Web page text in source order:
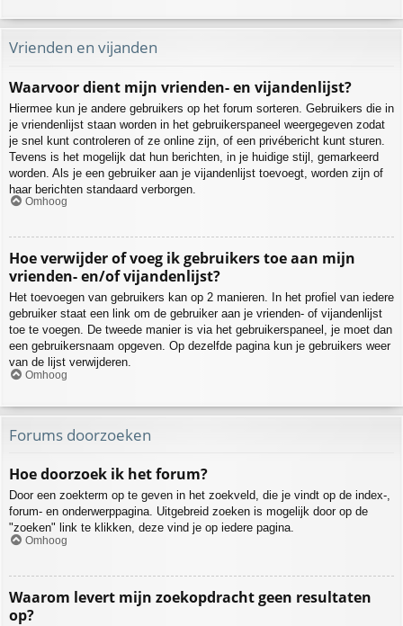
Vrienden en vijanden
Waarvoor dient mijn vrienden- en vijandenlijst?
Hiermee kun je andere gebruikers op het forum sorteren. Gebruikers die in
je vriendenlijst staan worden in het gebruikerspaneel weergegeven zodat
je snel kunt controleren of ze online zijn, of een privébericht kunt sturen.
Tevens is het mogelijk dat hun berichten, in je huidige stijl, gemarkeerd
worden. Als je een gebruiker aan je vijandenlijst toevoegt, worden zijn of
haar berichten standaard verborgen.
Omhoog
Hoe verwijder of voeg ik gebruikers toe aan mijn
vrienden- en/of vijandenlijst?
Het toevoegen van gebruikers kan op 2 manieren. In het profiel van iedere
gebruiker staat een link om de gebruiker aan je vrienden- of vijandenlijst
toe te voegen. De tweede manier is via het gebruikerspaneel, je moet dan
een gebruikersnaam opgeven. Op dezelfde pagina kun je gebruikers weer
van de lijst verwijderen.
Omhoog
Forums doorzoeken
Hoe doorzoek ik het forum?
Door een zoekterm op te geven in het zoekveld, die je vindt op de index-,
forum- en onderwerppagina. Uitgebreid zoeken is mogelijk door op de
"zoeken" link te klikken, deze vind je op iedere pagina.
Omhoog
Waarom levert mijn zoekopdracht geen resultaten
op?